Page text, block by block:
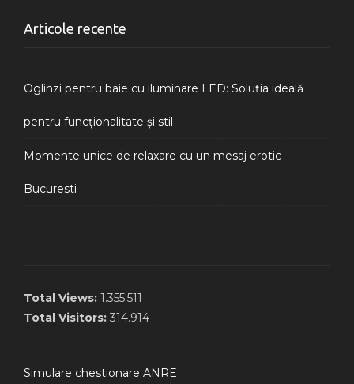
Articole recente
Oglinzi pentru baie cu iluminare LED: Soluția ideală
pentru funcționalitate și stil
Momente unice de relaxare cu un mesaj erotic
Bucuresti
Total Views: 1.355.511
Total Visitors: 314.914
Simulare chestionare ANRE